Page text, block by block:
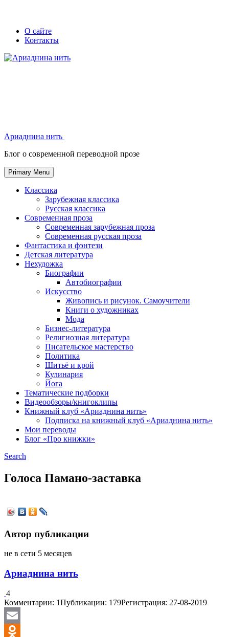
Skip
Secondary
left
navigation
Secondary
right
navigation
О сайте
Контакты
Ариаднина нить
Блог о современной переводной прозе
Primary Menu
Классика
Зарубежная классика
Русская классика
Современная проза
Современная зарубежная проза
Современная русская проза
Фантастика и фэнтези
Детская литература
Нехудожка
Биографии
Автобиографии
Искусство
Живопись и рисунок. Самоучители
Книги о художниках
Мода
Бизнес-литература
Религиозная литература
Писательское мастерство
Политика
Шитьё и крой
Кулинария
Йога
Тематические подборки
Видеообзоры/книгоклипы
Книжный клуб «Ариаднина нить»
Подписка на книжный клуб «Ариаднина нить»
Мои переводы
Блог «Про книжки»
Search
Голоса Памано-заставка
Автор публикации
не в сети 5 месяцев
Ариаднина нить
4
Комментарии: 1Публикации: 179Регистрация: 27-08-2019
Email